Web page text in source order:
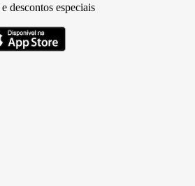
descontos especiais